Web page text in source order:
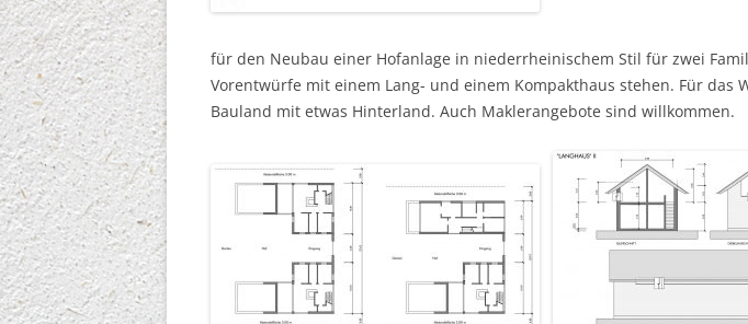
STUDIEN, HINTERGRÜNDE ETC.
für den Neubau einer Hofanlage in niederrheinischem Stil für zwei
Vorentwürfe mit einem Lang- und einem Kompakthaus stehen. Für das
Bauland mit etwas Hinterland. Auch Maklerangebote sind willkommen.